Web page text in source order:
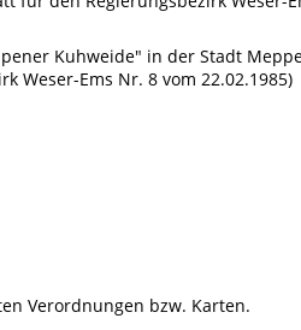
Kuhweide" in der Stadt
Weser-Ems Nr. 8 vom 22.02.1985)
Verordnungen bzw. Karten.